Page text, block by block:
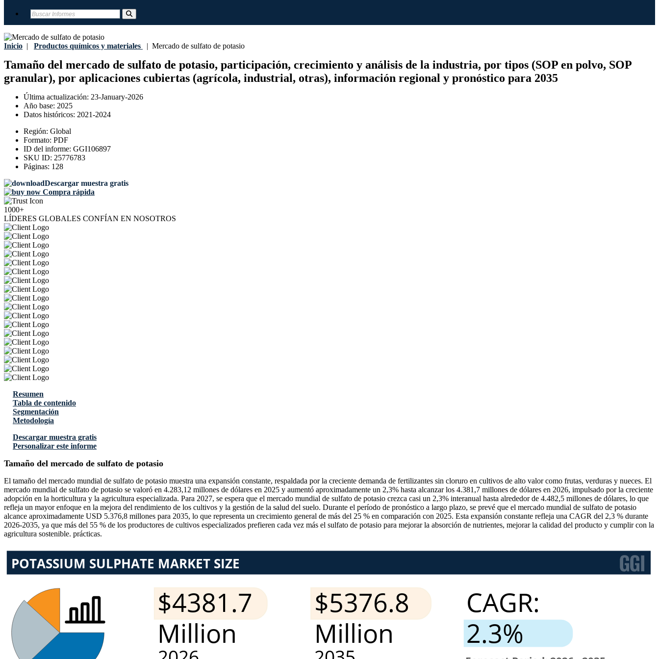
Inicio | Productos químicos y materiales | Mercado de sulfato de potasio
Tamaño del mercado de sulfato de potasio, participación, crecimiento y análisis de la industria, por tipos (SOP en polvo, SOP
granular), por aplicaciones cubiertas (agrícola, industrial, otras), información regional y pronóstico para 2035
Última actualización: 23-January-2026
Año base: 2025
Datos históricos: 2021-2024
Región: Global
Formato: PDF
ID del informe: GGI106897
SKU ID: 25776783
Páginas: 128
Descargar muestra gratis
Compra rápida
1000+
LÍDERES GLOBALES CONFÍAN EN NOSOTROS
Resumen
Tabla de contenido
Segmentación
Metodología
Descargar muestra gratis
Personalizar este informe
Tamaño del mercado de sulfato de potasio
El tamaño del mercado mundial de sulfato de potasio muestra una expansión constante, respaldada por la creciente demanda de fertilizantes sin cloruro en cultivos de alto valor como frutas, verduras y nueces. El
mercado mundial de sulfato de potasio se valoró en 4.283,12 millones de dólares en 2025 y aumentó aproximadamente un 2,3% hasta alcanzar los 4.381,7 millones de dólares en 2026, impulsado por la creciente
adopción en la horticultura y la agricultura especializada. Para 2027, se espera que el mercado mundial de sulfato de potasio crezca casi un 2,3% interanual hasta alrededor de 4.482,5 millones de dólares, lo que
refleja un mayor enfoque en la mejora del rendimiento de los cultivos y la gestión de la salud del suelo. Durante el período de pronóstico a largo plazo, se prevé que el mercado mundial de sulfato de potasio
alcance aproximadamente USD 5.376,8 millones para 2035, lo que representa un crecimiento general de más del 25 % en comparación con 2025. Esta expansión constante refleja una CAGR del 2,3 % durante
2026-2035, ya que más del 55 % de los productores de cultivos especializados prefieren cada vez más el sulfato de potasio para mejorar la absorción de nutrientes, mejorar la calidad del producto y cumplir con la
agricultura sostenible. prácticas.